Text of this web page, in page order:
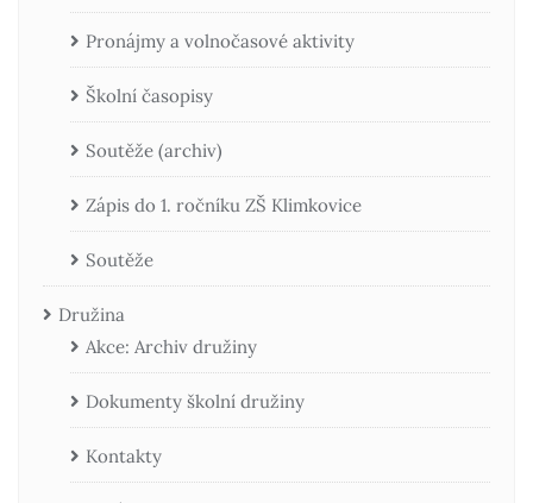
Pronájmy a volnočasové aktivity
Školní časopisy
Soutěže (archiv)
Zápis do 1. ročníku ZŠ Klimkovice
Soutěže
Družina
Akce: Archiv družiny
Dokumenty školní družiny
Kontakty